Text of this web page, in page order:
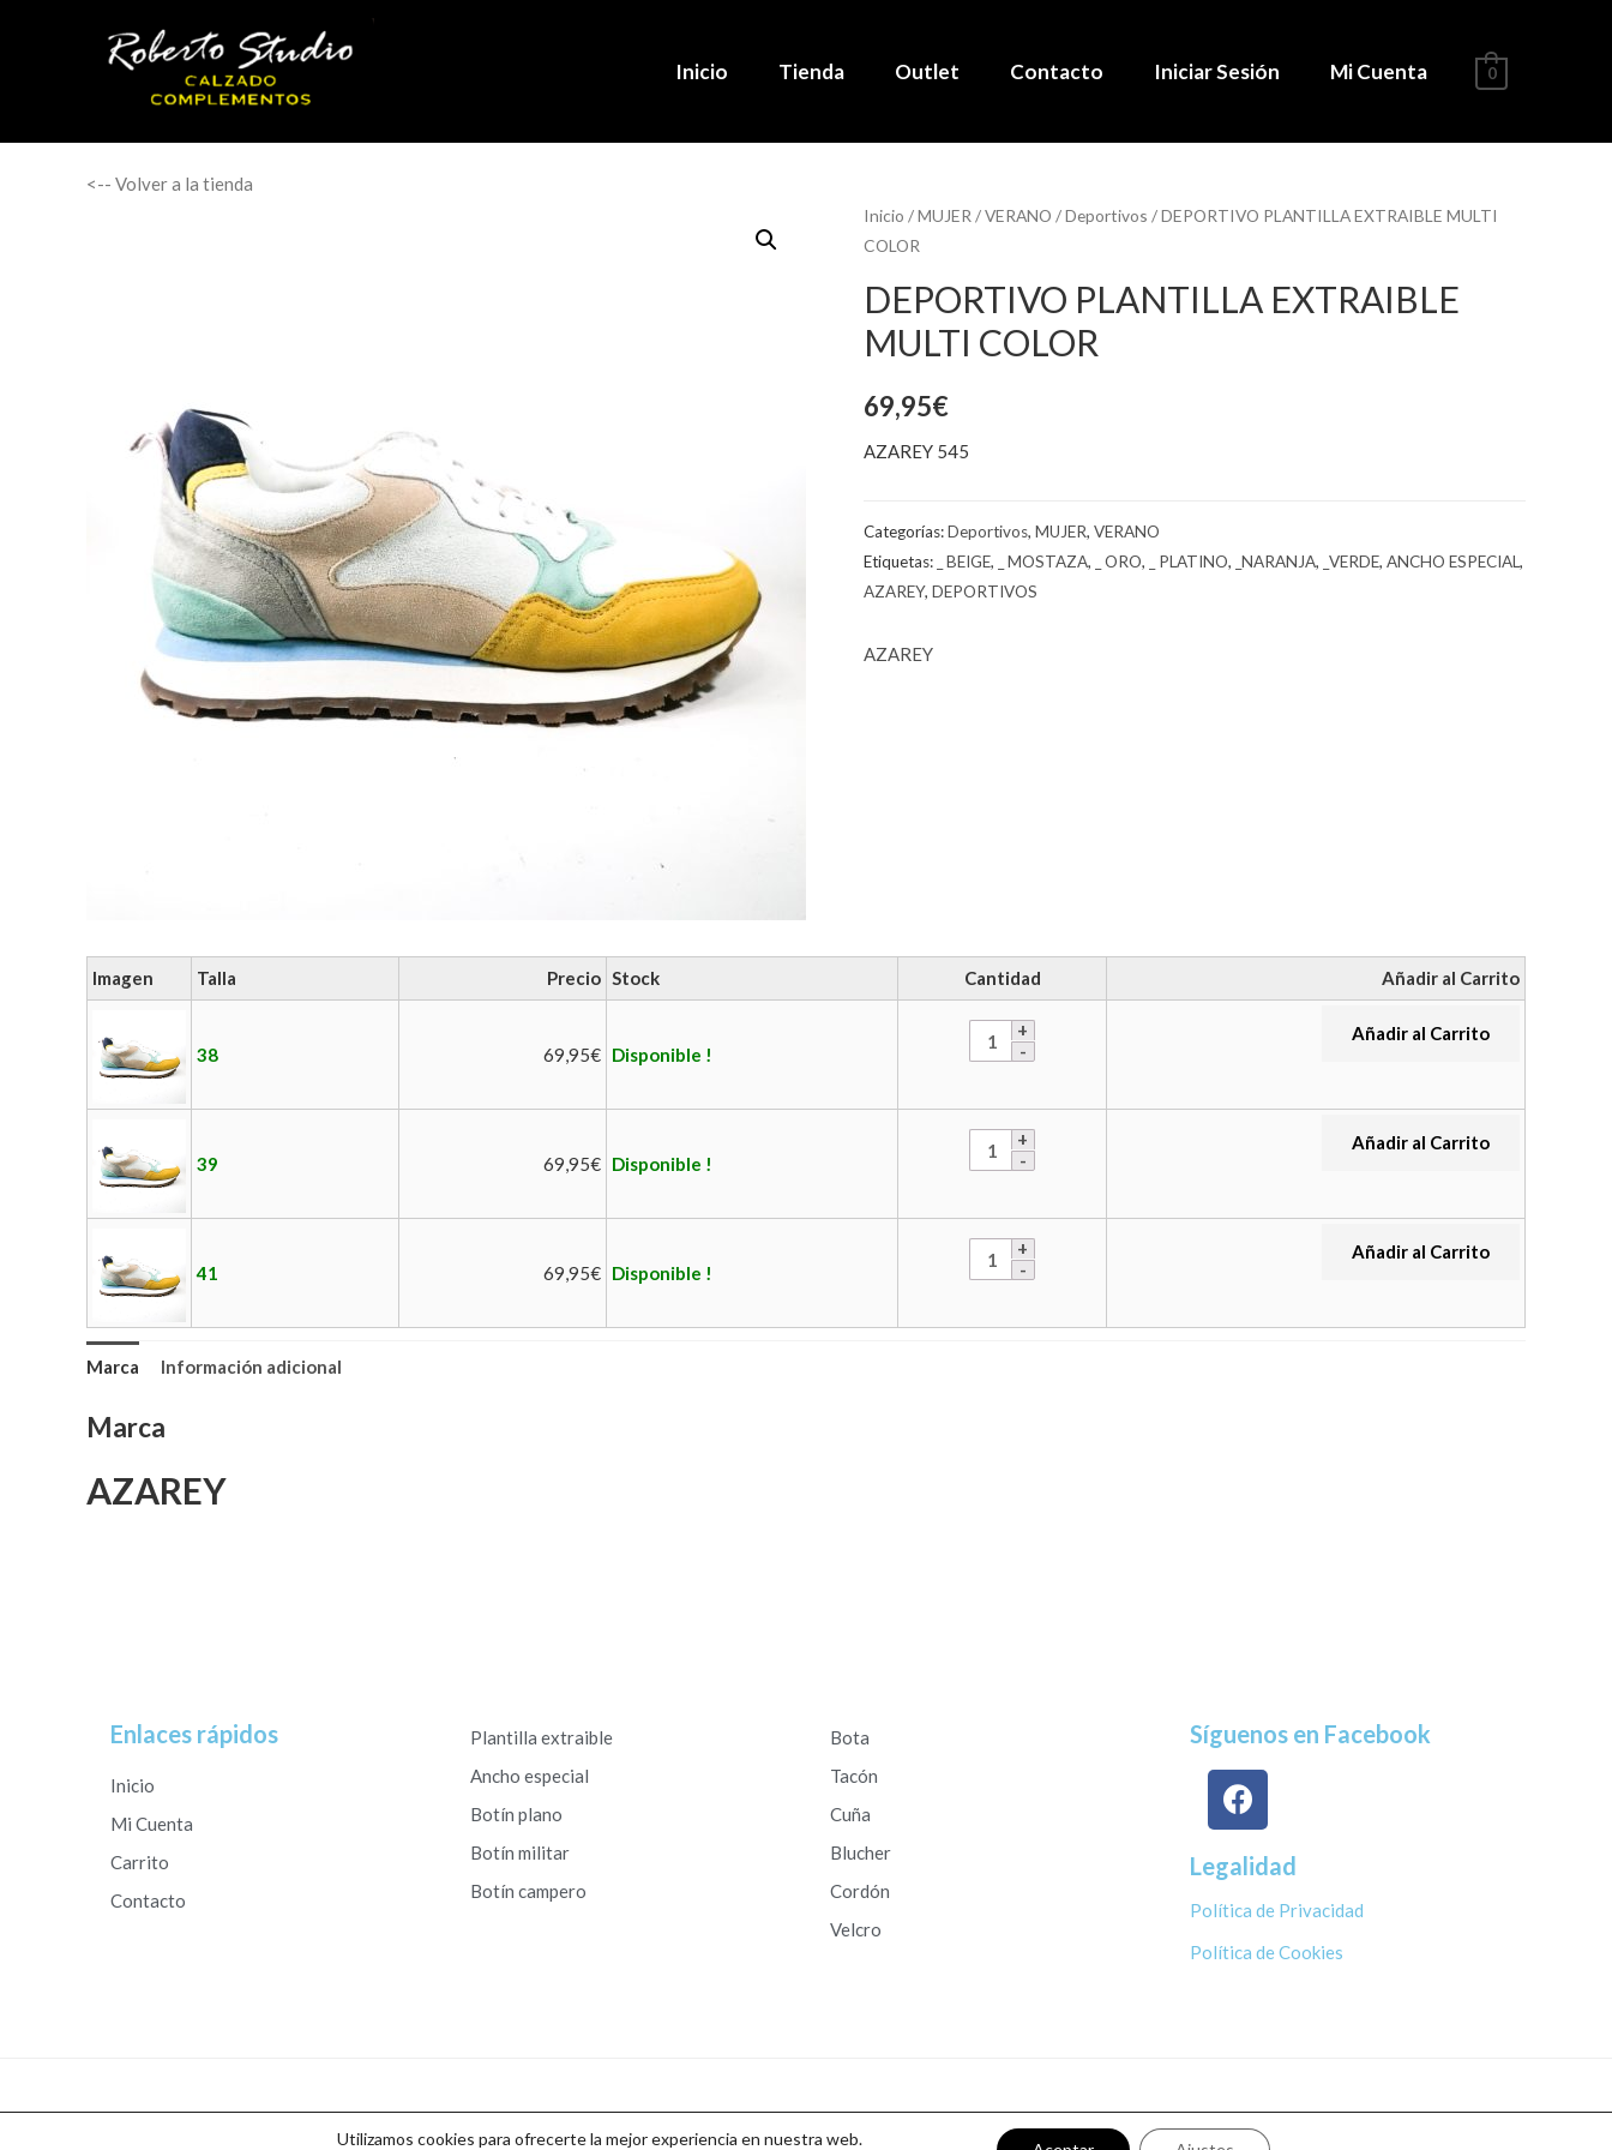
Inicio Tienda Outlet Contacto Iniciar Sesión Mi Cuenta 0
<-- Volver a la tienda
Inicio /MUJER /VERANO /Deportivos / DEPORTIVO PLANTILLA EXTRAIBLE MULTI
COLOR
DEPORTIVO PLANTILLA EXTRAIBLE
MULTI COLOR
69,95€
AZAREY 545
Categorías:Deportivos, MUJER, VERANO
Etiquetas:
_ BEIGE, _ MOSTAZA, _ ORO, _ PLATINO, _NARANJA, _VERDE, ANCHO ESPECIAL,
AZAREY, DEPORTIVOS
AZAREY
Imagen Talla Precio Stock Cantidad Añadir al Carrito
38 69,95€ Disponible !
Añadir al Carrito
39 69,95€ Disponible !
Añadir al Carrito
41 69,95€ Disponible !
Añadir al Carrito
Marca Información adicional
Marca
AZAREY
Enlaces rápidos
Inicio
Mi Cuenta
Carrito
Contacto
Plantilla extraible
Ancho especial
Botín plano
Botín militar
Botín campero
Bota
Tacón
Cuña
Blucher
Cordón
Velcro
Síguenos en Facebook
Legalidad
Política de Privacidad
Política de Cookies
Utilizamos cookies para ofrecerte la mejor experiencia en nuestra web.